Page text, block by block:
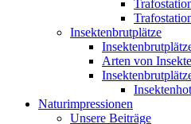
Insektenbrutplätze
Arten von
Naturimpressionen
Unsere Beiträge